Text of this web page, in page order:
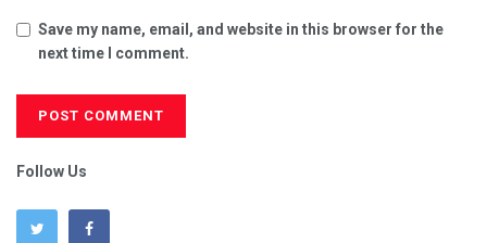
Save my name, email, and website in this browser for the
next time I comment.
Follow Us